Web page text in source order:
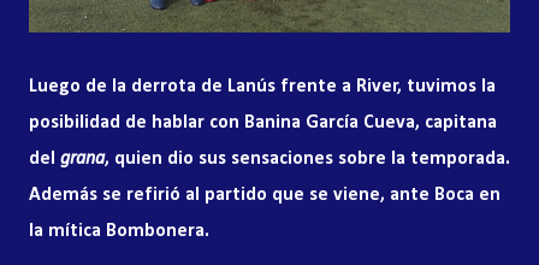
Luego de la derrota de Lanús frente a River, tuvimos la
posibilidad de hablar con Banina García Cueva, capitana
del grana, quien dio sus sensaciones sobre la temporada.
Además se refirió al partido que se viene, ante Boca en
la mítica Bombonera.